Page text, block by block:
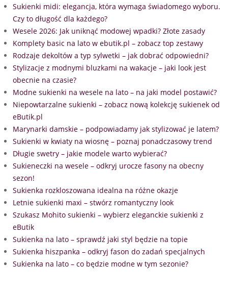
Sukienki midi: elegancja, która wymaga świadomego wyboru.
Czy to długość dla każdego?
Wesele 2026: Jak uniknąć modowej wpadki? Złote zasady
Komplety basic na lato w ebutik.pl – zobacz top zestawy
Rodzaje dekoltów a typ sylwetki – jak dobrać odpowiedni?
Stylizacje z modnymi bluzkami na wakacje – jaki look jest
obecnie na czasie?
Modne sukienki na wesele na lato – na jaki model postawić?
Niepowtarzalne sukienki – zobacz nową kolekcję sukienek od
eButik.pl
Marynarki damskie – podpowiadamy jak stylizować je latem?
Sukienki w kwiaty na wiosnę – poznaj ponadczasowy trend
Długie swetry – jakie modele warto wybierać?
Sukieneczki na wesele – odkryj urocze fasony na obecny
sezon!
Sukienka rozkloszowana idealna na różne okazje
Letnie sukienki maxi – stwórz romantyczny look
Szukasz Mohito sukienki – wybierz eleganckie sukienki z
eButik
Sukienka na lato – sprawdź jaki styl będzie na topie
Sukienka hiszpanka – odkryj fason do zadań specjalnych
Sukienka na lato – co będzie modne w tym sezonie?